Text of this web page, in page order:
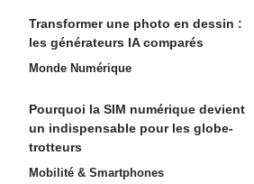
Transformer une photo en dessin :
les générateurs IA comparés
Monde Numérique
Pourquoi la SIM numérique devient
un indispensable pour les globe-
trotteurs
Mobilité & Smartphones